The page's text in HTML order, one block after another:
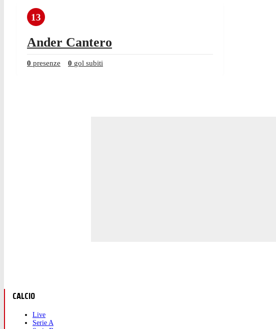
13
Ander Cantero
0 presenze 0 gol subiti
CALCIO
Live
Serie A